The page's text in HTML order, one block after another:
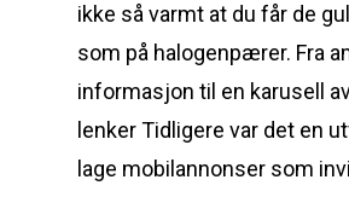
ikke så varmt at du får de
som på halogenpærer. Fra
informasjon til en karusell
lenker Tidligere var det en
lage mobilannonser som